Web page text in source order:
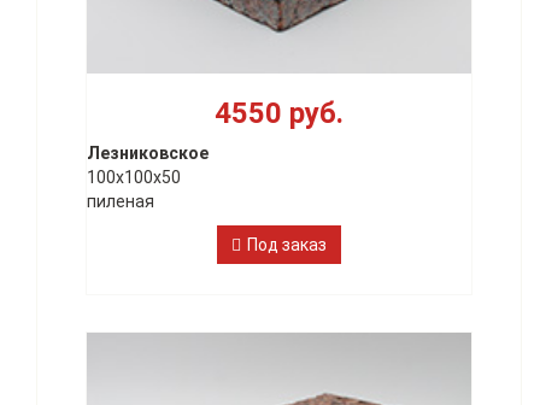
4550 руб.
Лезниковское
100х100х50
пиленая
Под заказ